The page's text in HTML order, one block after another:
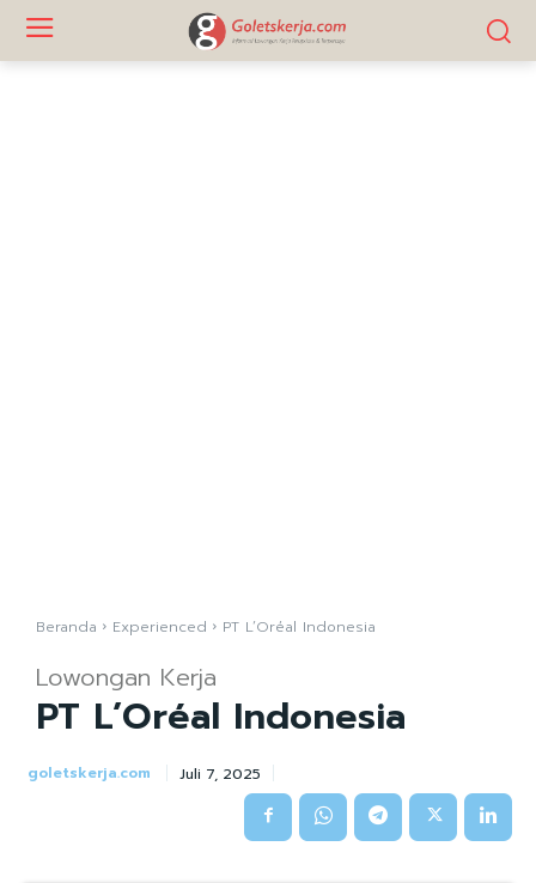
Beranda Experienced PT L’Oréal Indonesia
Lowongan Kerja
PT L’Oréal Indonesia
goletskerja.com Juli 7, 2025